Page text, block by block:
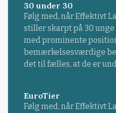
30 under 30
Følg med, når Effektivt
stiller skarpt på 30
med prominente
bemærkelsesværdige
det til fælles, at de er
EuroTier
Følg med, når Effektivt